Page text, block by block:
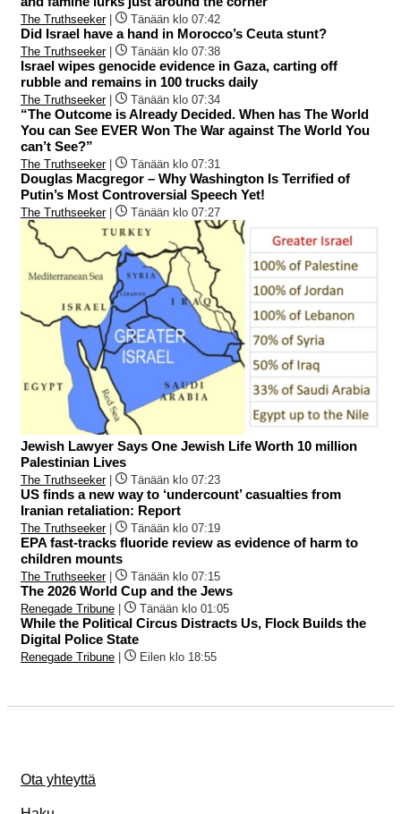
The Truthseeker| Tänään klo 07:42
Did Israel have a hand in Morocco’s Ceuta stunt?
The Truthseeker| Tänään klo 07:38
Israel wipes genocide evidence in Gaza, carting off
rubble and remains in 100 trucks daily
The Truthseeker| Tänään klo 07:34
“The Outcome is Already Decided. When has The World
You can See EVER Won The War against The World You
can’t See?”
The Truthseeker| Tänään klo 07:31
Douglas Macgregor – Why Washington Is Terrified of
Putin’s Most Controversial Speech Yet!
The Truthseeker| Tänään klo 07:27
Jewish Lawyer Says One Jewish Life Worth 10 million
Palestinian Lives
The Truthseeker| Tänään klo 07:23
US finds a new way to ‘undercount’ casualties from
Iranian retaliation: Report
The Truthseeker| Tänään klo 07:19
EPA fast-tracks fluoride review as evidence of harm to
children mounts
The Truthseeker| Tänään klo 07:15
The 2026 World Cup and the Jews
Renegade Tribune Tänään klo 01:05
While the Political Circus Distracts Us, Flock Builds the
Digital Police State
Renegade Tribune Eilen klo 18:55
Ota yhteyttä